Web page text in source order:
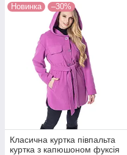
Новинка –30%
Класична куртка півпальта
куртка з капюшоном фуксія